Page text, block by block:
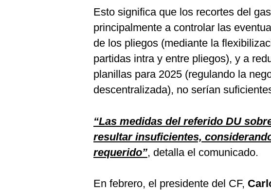
Esto significa que los recortes del
principalmente a controlar las
de los pliegos (mediante la
partidas intra y entre pliegos), y a
planillas para 2025 (regulando la
descentralizada), no serían
“Las medidas del referido DU
resultar insuficientes,
requerido”, detalla el comunicado.
En febrero, el presidente del CF,